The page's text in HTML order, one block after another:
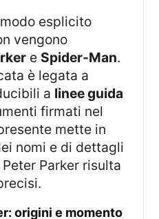
vengono
e Spider-Man.
è legata a
a linee guida
firmati nel
mette in
nomi e di dettagli
Parker risulta